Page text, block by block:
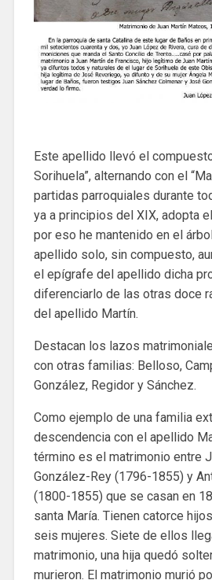
Este apellido llevó el
Sorihuela”, alternando con el
partidas parroquiales durante
ya a principios del XIX, adopta
por eso he mantenido en el
apellido solo, sin compuesto,
el epígrafe del apellido dicha
diferenciarlo de las otras doce
del apellido Martín.
Destacan los lazos
con otras familias: Belloso,
González, Regidor y Sánchez.
Como ejemplo de una familia
descendencia con el apellido
término es el matrimonio entre
González-Rey (1796-1855) y
(1800-1855) que se casan en
santa María. Tienen catorce
seis mujeres. Siete de ellos
matrimonio, una hija quedó
murieron. El matrimonio murió